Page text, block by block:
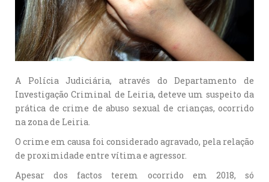
A Polícia Judiciária, através do Departamento de
Investigação Criminal de Leiria, deteve um suspeito da
prática de crime de abuso sexual de crianças, ocorrido
na zona de Leiria.
O crime em causa foi considerado agravado, pela relação
de proximidade entre vítima e agressor.
Apesar dos factos terem ocorrido em 2018, só